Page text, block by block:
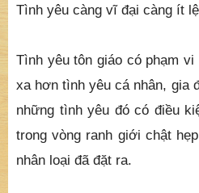
Tình yêu càng vĩ đại càng ít
Tình yêu tôn giáo có phạm
xa hơn tình yêu cá nhân, gia
những tình yêu đó có điều
trong vòng ranh giới chật
nhân loại đã đặt ra.